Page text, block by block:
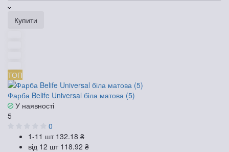
Купити
ТОП
Фарба Belife Universal біла матова (5)
У наявності
5
0
1-11 шт 132.18 ₴
від 12 шт 118.92 ₴